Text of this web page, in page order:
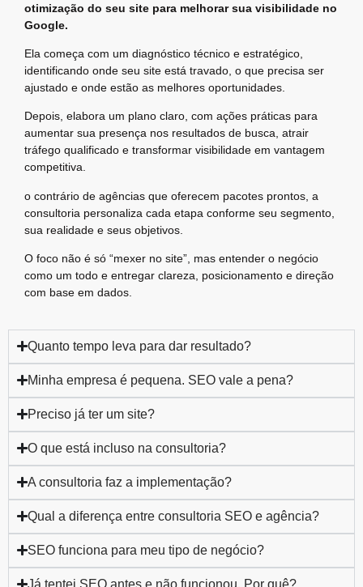
otimização do seu site para melhorar sua visibilidade no
Google.
Ela começa com um diagnóstico técnico e estratégico,
identificando onde seu site está travado, o que precisa ser
ajustado e onde estão as melhores oportunidades.
Depois, elabora um plano claro, com ações práticas para
aumentar sua presença nos resultados de busca, atrair
tráfego qualificado e transformar visibilidade em vantagem
competitiva.
o contrário de agências que oferecem pacotes prontos, a
consultoria personaliza cada etapa conforme seu segmento,
sua realidade e seus objetivos.
O foco não é só “mexer no site”, mas entender o negócio
como um todo e entregar clareza, posicionamento e direção
com base em dados.
Quanto tempo leva para dar resultado?
Minha empresa é pequena. SEO vale a pena?
Preciso já ter um site?
O que está incluso na consultoria?
A consultoria faz a implementação?
Qual a diferença entre consultoria SEO e agência?
SEO funciona para meu tipo de negócio?
Já tentei SEO antes e não funcionou. Por quê?